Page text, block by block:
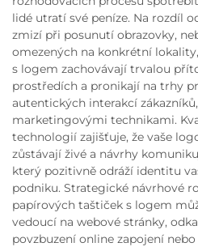
lidé utratí své peníze. Na rozdíl
zmizí při posunutí obrazovky,
omezených na konkrétní
s logem zachovávají trvalou
prostředích a pronikají na trhy
autentických interakcí
marketingovými technikami.
technologií zajišťuje, že vaše
zůstávají živé a návrhy
který pozitivně odráží identitu
podniku. Strategické návrhové
papírových taštiček s logem
vedoucí na webové stránky,
povzbuzení online zapojení